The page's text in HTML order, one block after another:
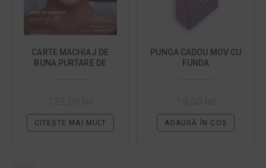
CARTE MACHIAJ DE
BUNA PURTARE DE
CITEȘTE MAI MULT
PUNGA CADOU MOV CU
FUNDA
ADAUGĂ ÎN COȘ